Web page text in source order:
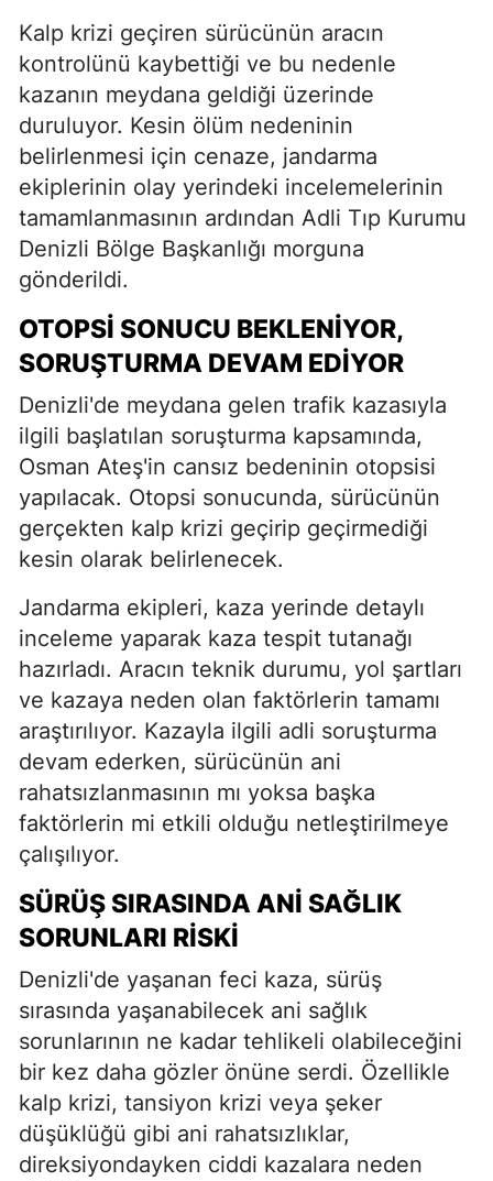
Kalp krizi geçiren sürücünün aracın
kontrolünü kaybettiği ve bu nedenle
kazanın meydana geldiği üzerinde
duruluyor. Kesin ölüm nedeninin
belirlenmesi için cenaze, jandarma
ekiplerinin olay yerindeki incelemelerinin
tamamlanmasının ardından Adli Tıp Kurumu
Denizli Bölge Başkanlığı morguna
gönderildi.
OTOPSI SONUCU BEKLENIYOR,
SORUŞTURMA DEVAM EDIYOR
Denizli'de meydana gelen trafik kazasıyla
ilgili başlatılan soruşturma kapsamında,
Osman Ateş'in cansız bedeninin otopsisi
yapılacak. Otopsi sonucunda, sürücünün
gerçekten kalp krizi geçirip geçirmediği
kesin olarak belirlenecek.
Jandarma ekipleri, kaza yerinde detaylı
inceleme yaparak kaza tespit tutanağı
hazırladı. Aracın teknik durumu, yol şartları
ve kazaya neden olan faktörlerin tamamı
araştırılıyor. Kazayla ilgili adli soruşturma
devam ederken, sürücünün ani
rahatsızlanmasının mı yoksa başka
faktörlerin mi etkili olduğu netleştirilmeye
çalışılıyor.
SÜRÜŞ SIRASINDA ANI SAĞLIK
SORUNLARI RISKI
Denizli'de yaşanan feci kaza, sürüş
sırasında yaşanabilecek ani sağlık
sorunlarının ne kadar tehlikeli olabileceğini
bir kez daha gözler önüne serdi. Özellikle
kalp krizi, tansiyon krizi veya şeker
düşüklüğü gibi ani rahatsızlıklar,
direksiyondayken ciddi kazalara neden